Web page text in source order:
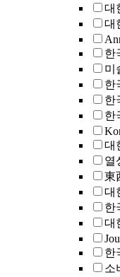
대
대
한
미
한
한
한
대
열
東
대
한
대
한
소